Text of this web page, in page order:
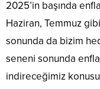
2025’in başında
Haziran, Temmuz
sonunda da bizim
seneni sonunda
indireceğimiz